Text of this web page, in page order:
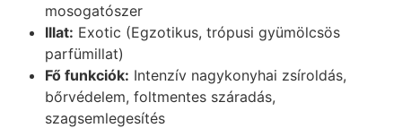
mosogatószer
Illat: Exotic (Egzotikus, trópusi gyümölcsös
parfümillat)
Fő funkciók: Intenzív nagykonyhai zsíroldás,
bőrvédelem, foltmentes száradás,
szagsemlegesítés